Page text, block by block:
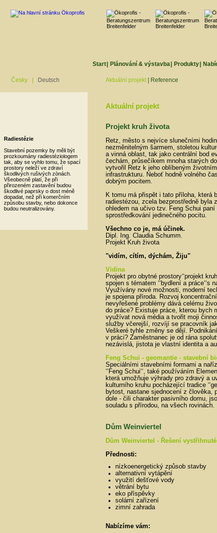
Start Plánování & výstavba Produkty
Česky Deutsch Aktuální projekt| Reference
Radiestézie
Stavební pozemky by měli být
prozkoumány radiestéziologem
tak, aby se vyhlo tomu, že spací
prostory neleží ve zdraví
škodlivých rušivých zònách.
Všeobecně platí, že při
přirozeném zastavění budou
škodlivé paprsky o dost méně
dopadat, než při komerčním
způsobu stavby, nebo dokonce
budou neutralizovány.
Aktuální projekt
Projekt kruh života
Retz, město s nejvíce slunečními
nezměnitelným šarmem, stoletou
a vinná oblast, tak jako centrální bod
čechám, průsečíkem mnoha starých
vytvořil Retz k jeho oblíbeným
infrastrukturu. Neboť hodně volného
dobrým pocitem.
K tomu má přispět i tato příloha, která
radiestézou, zcela bezprostředně byla
ohledem na učivo tzv. Feng Schui
sprostředkování jedinečného pocitu.
Všechno co je, má účinek.
Dipl. Ing. Claudia Schumm.
Projekt Kruh života
"vidím, cítím, dýchám, Žiju"
Vidina
Projekt pro obytné prostory‘‘projekt
spojen s tématem ‘‘bydlení a
Využívány nové možnosti, moderní
je spojena příroda. Rozvoj
nevyřešené problémy dává celému
do práce? Existuje práce, kterou bych
využívat nová média a tvořit moji
služby včerejší, rozvíjí se pracovník
Veškeré tyhle změny se dějí.
v práci? Zaměstnanec je od rána
nezávislá, jistota je vlastní identita a
Feng Schui - geomantie - stavební
Speciálními stavebními formami a
‘‘Feng Schui‘‘, také používáním
která umožňuje výhrady pro zdravý a
kulturního kruhu pocházející tradice
bytost, nastane sjednocení z člověka,
dole - čili charakter pasivního domu,
souladu s přírodou, na všech rovinách.
Dům Weinviertel
Dům Weinviertel - Řešení
Přednosti:
nízkoenergetický způsob stavby
alternativní vytápění
využití dešťové vody
větrání bytu
eko příspěvky
solární zařízení
zimní zahrada
Nabízíme vám: